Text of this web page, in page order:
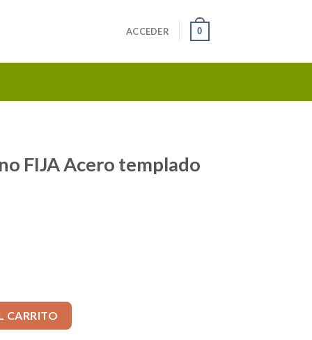
ACCEDER 0
FIJA Acero templado
MT1 AT-1 cantidad
CARRITO